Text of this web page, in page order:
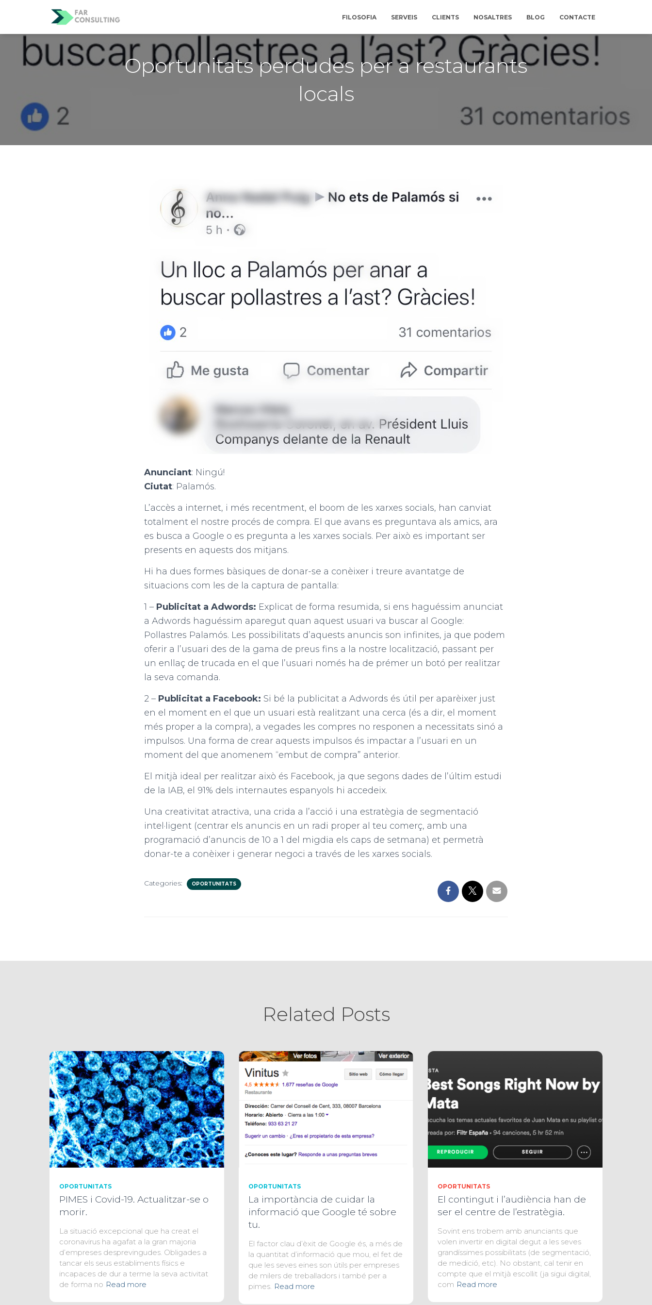
FILOSOFIA SERVEIS CLIENTS NOSALTRES BLOG CONTACTE
Oportunitats perdudes per a restaurants
locals
Anunciant: Ningú!
Ciutat: Palamós.
L’accès a internet, i més recentment, el boom de les xarxes socials, han canviat
totalment el nostre procés de compra. El que avans es preguntava als amics, ara
es busca a Google o es pregunta a les xarxes socials. Per això es important ser
presents en aquests dos mitjans.
Hi ha dues formes bàsiques de donar-se a conèixer i treure avantatge de
situacions com les de la captura de pantalla:
1 – Publicitat a Adwords: Explicat de forma resumida, si ens haguéssim anunciat
a Adwords haguéssim aparegut quan aquest usuari va buscar al Google:
Pollastres Palamós. Les possibilitats d’aquests anuncis son infinites, ja que podem
oferir a l’usuari des de la gama de preus fins a la nostre localització, passant per
un enllaç de trucada en el que l’usuari només ha de prémer un botó per realitzar
la seva comanda.
2 – Publicitat a Facebook: Si bé la publicitat a Adwords és útil per aparèixer just
en el moment en el que un usuari està realitzant una cerca (és a dir, el moment
més proper a la compra), a vegades les compres no responen a necessitats sinó a
impulsos. Una forma de crear aquests impulsos és impactar a l’usuari en un
moment del que anomenem “embut de compra” anterior.
El mitjà ideal per realitzar això és Facebook, ja que segons dades de l’últim estudi
de la IAB, el 91% dels internautes espanyols hi accedeix.
Una creativitat atractiva, una crida a l’acció i una estratègia de segmentació
intel·ligent (centrar els anuncis en un radi proper al teu comerç, amb una
programació d’anuncis de 10 a 1 del migdia els caps de setmana) et permetrà
donar-te a conèixer i generar negoci a través de les xarxes socials.
Categories: OPORTUNITATS
Related Posts
OPORTUNITATS
PIMES i Covid-19. Actualitzar-se o
morir.
La situació excepcional que ha creat el
coronavirus ha agafat a la gran majoria
d’empreses desprevingudes. Obligades a
tancar els seus establiments físics e
incapaces de dur a terme la seva activitat
de forma no Read more
OPORTUNITATS
La importància de cuidar la
informació que Google té sobre
tu.
El factor clau d’èxit de Google és, a més de
la quantitat d’informació que mou, el fet de
que les seves eines son útils per empreses
de milers de treballadors i també per a
pimes. Read more
OPORTUNITATS
El contingut i l’audiència han de
ser el centre de l’estratègia.
Sovint ens trobem amb anunciants que
volen invertir en digital degut a les seves
grandíssimes possibilitats (de segmentació,
de medició, etc). No obstant, cal tenir en
compte que el mitjà escollit (ja sigui digital,
com Read more